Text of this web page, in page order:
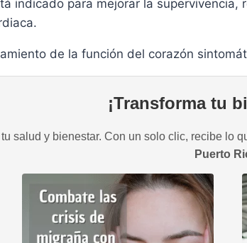
indicado para mejorar la
de la función del corazón
¡Transforma tu
salud y bienestar. Con un solo clic, recibe lo
Puerto